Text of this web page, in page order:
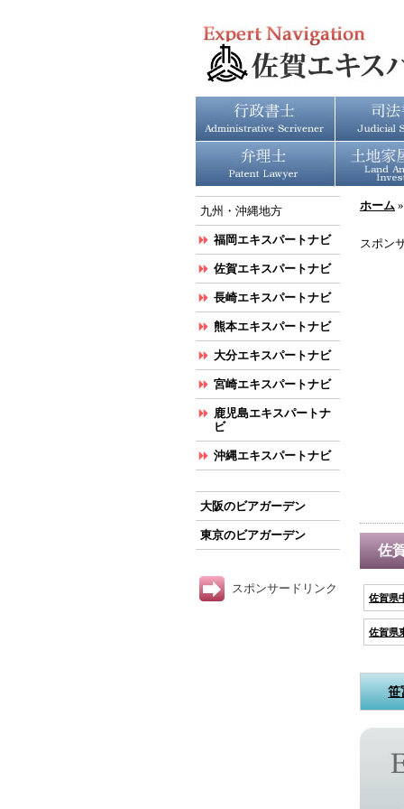
ホーム
スポン
佐
佐賀県
佐賀県
笹
九州・沖縄地方
福岡エキスパートナビ
佐賀エキスパートナビ
長崎エキスパートナビ
熊本エキスパートナビ
大分エキスパートナビ
宮崎エキスパートナビ
鹿児島エキスパートナ
ビ
沖縄エキスパートナビ
大阪のビアガーデン
東京のビアガーデン
スポンサードリンク